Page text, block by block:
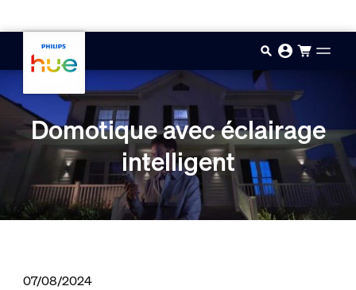
Domotique avec éclairage
intelligent
07/08/2024